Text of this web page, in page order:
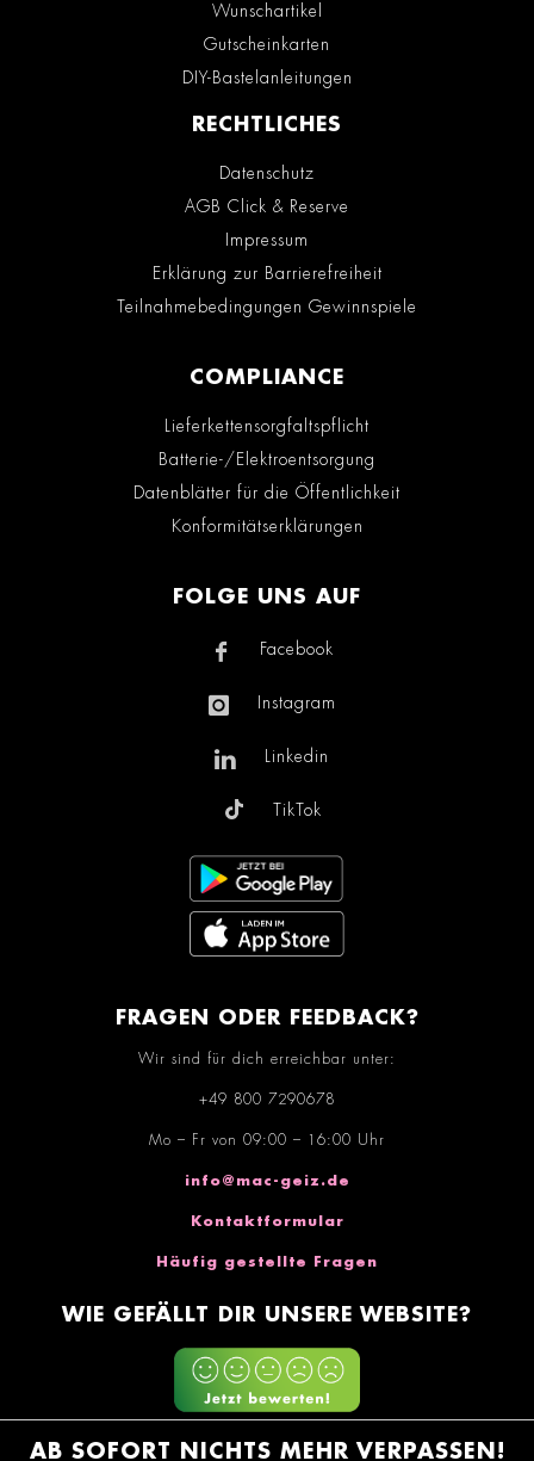
Wunschartikel
Gutscheinkarten
DIY-Bastelanleitungen
RECHTLICHES
Datenschutz
AGB Click & Reserve
Impressum
Erklärung zur Barrierefreiheit
Teilnahmebedingungen Gewinnspiele
COMPLIANCE
Lieferkettensorgfaltspflicht
Batterie-/Elektroentsorgung
Datenblätter für die Öffentlichkeit
Konformitätserklärungen
FOLGE UNS AUF
Facebook
Instagram
Linkedin
TikTok
FRAGEN ODER FEEDBACK?
Wir sind für dich erreichbar unter:
+49 800 7290678
Mo – Fr von 09:00 – 16:00 Uhr
info@mac-geiz.de
Kontaktformular
Häufig gestellte Fragen
WIE GEFÄLLT DIR UNSERE WEBSITE?
AB SOFORT NICHTS MEHR VERPASSEN!